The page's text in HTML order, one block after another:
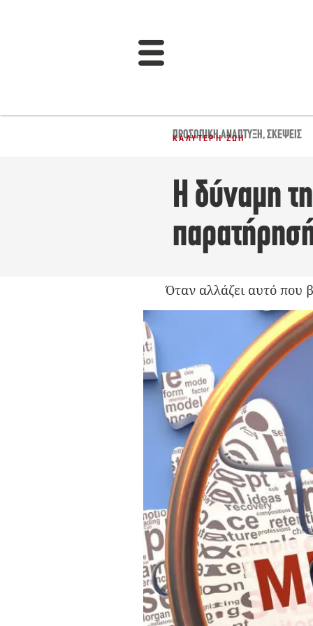
ΠΡΟΣΩΠΙΚΉ ΑΝΆΠΤΥΞΗ,ΣΚΈΨΕΙΣ
ΚΑΛΎΤΕΡΗ ΖΩΉ
Η δύναμη
Όταν αλλάζει αυτό που